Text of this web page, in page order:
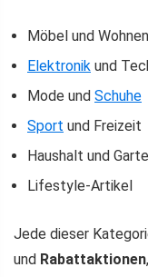
Möbel und Wohnen
Elektronik und
Mode und Schuhe
Sport und Freizeit
Haushalt und
Lifestyle-Artikel
Jede dieser
und Rabattaktionen